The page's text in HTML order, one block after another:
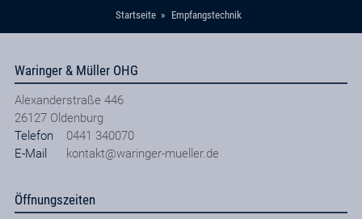
Startseite Empfangstechnik
Waringer & Müller OHG
Alexanderstraße 446
26127 Oldenburg
Telefon
0441 340070
E-Mail
kontakt@waringer-mueller.de
Öffnungszeiten